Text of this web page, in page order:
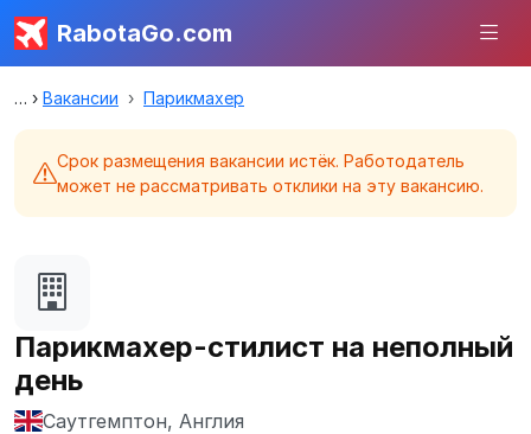
RabotaGo.com
Вакансии Парикмахер
Срок размещения вакансии истёк. Работодатель
может не рассматривать отклики на эту вакансию.
Парикмахер-стилист на неполный
день
Саутгемптон, Англия